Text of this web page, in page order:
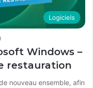
Logiciels
Windows –
restauration
nouveau ensemble, afin